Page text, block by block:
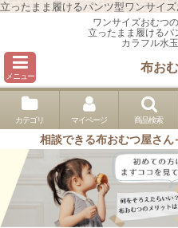
立ったまま履けるパンツ型ワンサイ
ワンサイズおむつ
立ったまま履けるパ
カラフル水
メニュー
布お
カテゴリ マイページ 商品検索
相談できる布おむつ屋さ